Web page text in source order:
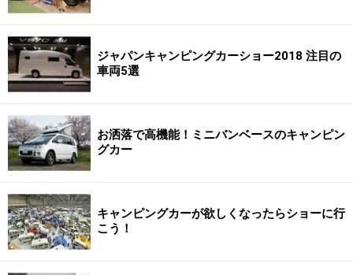
ジャパンキャンピングカーショー2018 注目の
車両5選
お洒落で高機能！ミニバンベースのキャンピン
グカー
キャンピングカーが欲しくなったらショーに行
こう！